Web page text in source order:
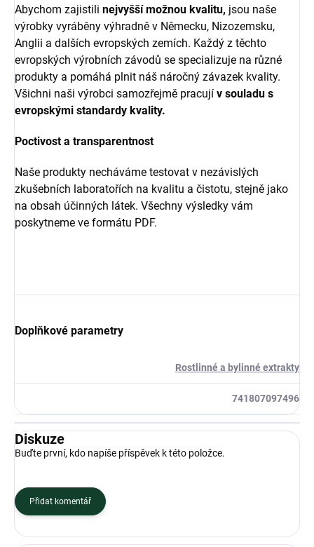
Abychom zajistili nejvyšší možnou kvalitu, jsou naše
výrobky vyráběny výhradně v Německu, Nizozemsku,
Anglii a dalších evropských zemích. Každý z těchto
evropských výrobních závodů se specializuje na různé
produkty a pomáhá plnit náš náročný závazek kvality.
Všichni naši výrobci samozřejmě pracují v souladu s
evropskými standardy kvality.
Poctivost a transparentnost
Naše produkty necháváme testovat v nezávislých
zkušebních laboratořích na kvalitu a čistotu, stejně jako
na obsah účinných látek. Všechny výsledky vám
poskytneme ve formátu PDF.
Doplňkové parametry
Rostlinné a bylinné extrakty
741807097496
Diskuze
Buďte první, kdo napíše příspěvek k této položce.
Přidat komentář